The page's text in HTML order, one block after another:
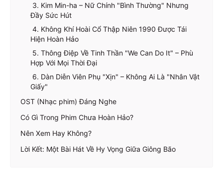
3. Kim Min-ha – Nữ Chính "Bình Thường" Nhưng
Đầy Sức Hút
4. Không Khí Hoài Cổ Thập Niên 1990 Được Tái
Hiện Hoàn Hảo
5. Thông Điệp Về Tinh Thần "We Can Do It" – Phù
Hợp Với Mọi Thời Đại
6. Dàn Diễn Viên Phụ "Xịn" – Không Ai Là "Nhân Vật
Giấy"
OST (Nhạc phim) Đáng Nghe
Có Gì Trong Phim Chưa Hoàn Hảo?
Nên Xem Hay Không?
Lời Kết: Một Bài Hát Về Hy Vọng Giữa Giông Bão